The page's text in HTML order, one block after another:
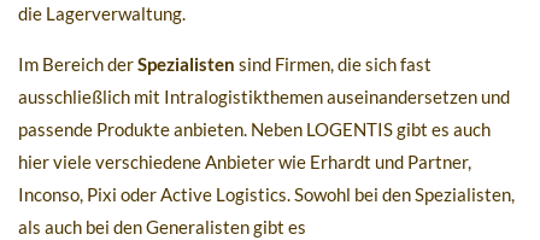
die Lagerverwaltung.
Im Bereich derSpezialisten sind Firmen, die sich fast
ausschließlich mit Intralogistikthemen auseinandersetzen und
passende Produkte anbieten. Neben LOGENTIS gibt es auch
hier viele verschiedene Anbieter wie Erhardt und Partner,
Inconso, Pixi oder Active Logistics. Sowohl bei den Spezialisten,
als auch bei den Generalisten gibt es